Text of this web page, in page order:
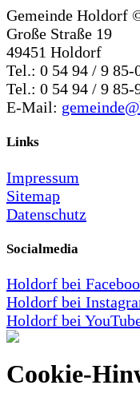
Gemeinde Holdorf
Große Straße 19
49451 Holdorf
Tel.: 0 54 94 / 9 85-
Tel.: 0 54 94 / 9 85-
E-Mail:
Links
Impressum
Sitemap
Datenschutz
Socialmedia
Holdorf bei
Holdorf bei
Holdorf bei
Cookie-